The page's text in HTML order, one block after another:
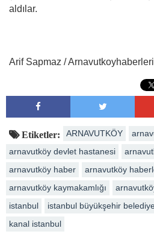
aldılar.
Arif Sapmaz /
Etiketler: ARNAVUTKÖY
arnavutköy devlet hastanesi
arnavutköy haber
arnavutköy
arnavutköy kaymakamlığı
istanbul
istanbul büyükşehir
kanal istanbul